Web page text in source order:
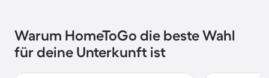
Warum HomeToGo die beste Wahl
für deine Unterkunft ist